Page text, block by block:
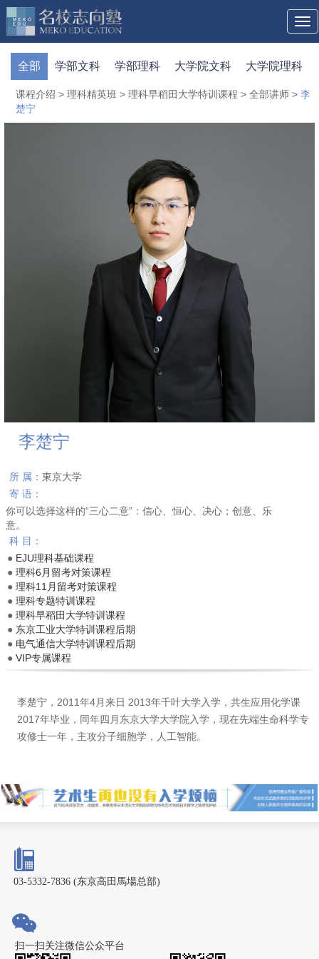
全部 学部文科 学部理科 大学院文科 大学院理科
课程介绍 > 理科精英班 > 理科早稻田大学特训课程 > 全部讲师 > 李
楚宁
李楚宁
所 属： 東京大学
寄 语：
你可以选择这样的“三心二意”：信心、恒心、决心；创意、乐
意。
科 目：
● EJU理科基础课程
● 理科6月留考对策课程
● 理科11月留考对策课程
● 理科专题特训课程
● 理科早稻田大学特训课程
● 东京工业大学特训课程后期
● 电气通信大学特训课程后期
● VIP专属课程
李楚宁，2011年4月来日 2013年千叶大学入学，共生应用化学课
2017年毕业，同年四月东京大学大学院入学，现在先端生命科学专
攻修士一年，主攻分子细胞学，人工智能。
03-5332-7836 (东京高田馬場总部)
扫一扫关注微信公众平台